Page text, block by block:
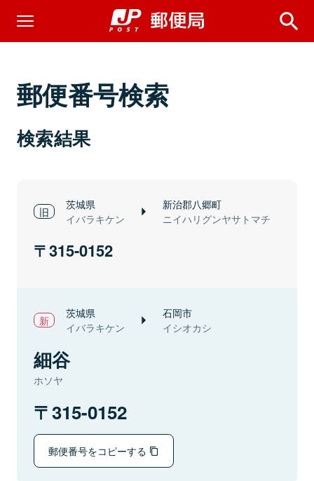
郵便番号検索
検索結果
茨城県
イバラキケン
新治郡八郷町
ニイハリグンヤサトマチ
315-0152
茨城県
イバラキケン
石岡市
イシオカシ
細谷
ホソヤ
315-0152
郵便番号をコピーする